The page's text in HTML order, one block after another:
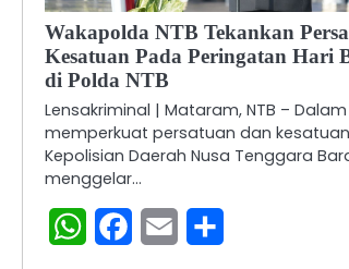
Wakapolda NTB Tekankan
Kesatuan Pada Peringatan Hari
di Polda NTB
Lensakriminal | Mataram, NTB –
memperkuat persatuan dan
Kepolisian Daerah Nusa Tenggara
menggelar…
WhatsAppFacebook
Email